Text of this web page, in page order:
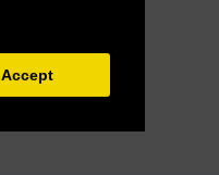
Accept